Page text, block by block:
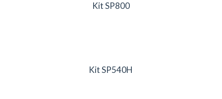
Kit SP800
Kit SP540H